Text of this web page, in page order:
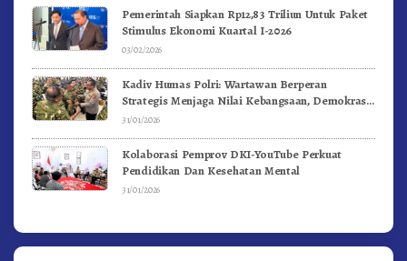
Pemerintah Siapkan Rp12,83 Triliun Untuk Paket
Stimulus Ekonomi Kuartal I-2026
03/02/2026
Kadiv Humas Polri: Wartawan Berperan
Strategis Menjaga Nilai Kebangsaan, Demokrasi,
dan NKRI
31/01/2026
Kolaborasi Pemprov DKI-YouTube Perkuat
Pendidikan Dan Kesehatan Mental
31/01/2026